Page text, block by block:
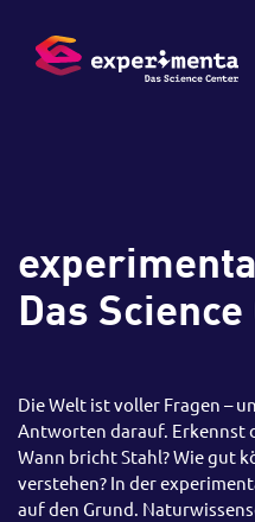
HAST DU
ZU ALL
Das
Die Welt ist voller Fragen –
Antworten darauf. Erkennst
Wann bricht Stahl? Wie gut
verstehen? In der
auf den Grund.